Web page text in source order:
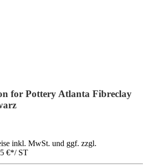
for Pottery Atlanta Fibreclay
inkl. MwSt. und ggf. zzgl.
€*/ ST